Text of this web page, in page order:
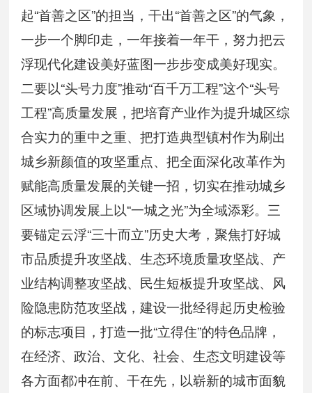
起“首善之区”的担当，干出“首善之区”的气象，
一步一个脚印走，一年接着一年干，努力把云
浮现代化建设美好蓝图一步步变成美好现实。
二要以“头号力度”推动“百千万工程”这个“头号
工程”高质量发展，把培育产业作为提升城区综
合实力的重中之重、把打造典型镇村作为刷出
城乡新颜值的攻坚重点、把全面深化改革作为
赋能高质量发展的关键一招，切实在推动城乡
区域协调发展上以“一城之光”为全域添彩。三
要锚定云浮“三十而立”历史大考，聚焦打好城
市品质提升攻坚战、生态环境质量攻坚战、产
业结构调整攻坚战、民生短板提升攻坚战、风
险隐患防范攻坚战，建设一批经得起历史检验
的标志项目，打造一批“立得住”的特色品牌，
在经济、政治、文化、社会、生态文明建设等
各方面都冲在前、干在先，以崭新的城市面貌